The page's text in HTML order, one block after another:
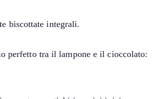
biscottate integrali.
perfetto tra il lampone e il cioccolato: